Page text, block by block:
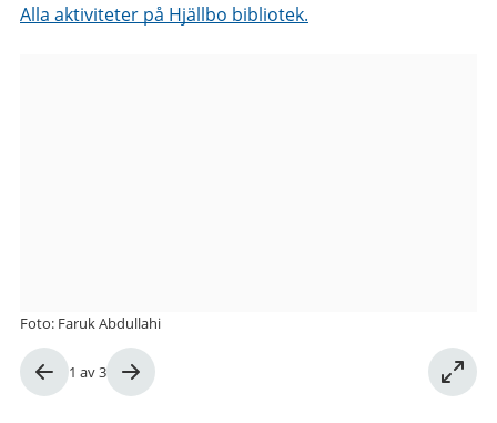
Alla aktiviteter på Hjällbo bibliotek.
Bild
1 av3
Foto: Faruk Abdullahi